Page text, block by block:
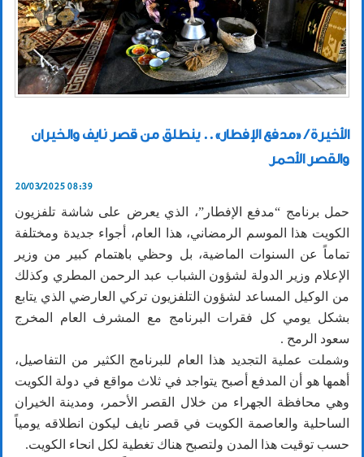
الأخيرة / «مدفع الإفطار».. ينطلق من قصر نايف والخيران
والقصر الأحمر
20/03/2025 08:39
حمل برنامج “مدفع الإفطار”، الذي يعرض على شاشة تلفزيون
الكويت هذا الموسم الرمضاني، هذا العام، أجواء جديدة ومختلفة
تماماً عن السنوات الماضية، بل وحظي باهتمام كبير من وزير
الإعلام وزير الدولة لشؤون الشباب عبد الرحمن المطري وكذلك
من الوكيل المساعد لشؤون التلفزيون تركي العارضي الذي يتابع
بشكل يومي كل فقرات البرنامج مع المشرف العام المخرج
سعود الرمح .
وشملت عملية التجديد هذا العام للبرنامج الكثير من التفاصيل،
أهمها هو أن المدفع أصبح يتواجد في ثلاث مواقع في دولة الكويت
وهي محافظة الجهراء من خلال القصر الأحمر، ومدينة الخيران
الساحلية والعاصمة الكويت في قصر نايف ليكون انطلاقه يومياً
حسب توقيت هذا المدن ولتصبح هناك تغطية لكل انحاء الكويت.